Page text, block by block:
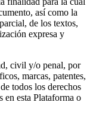
así como la
de los textos,
expresa y
civil y/o penal, por
marcas, patentes,
todos los derechos
en esta Plataforma o